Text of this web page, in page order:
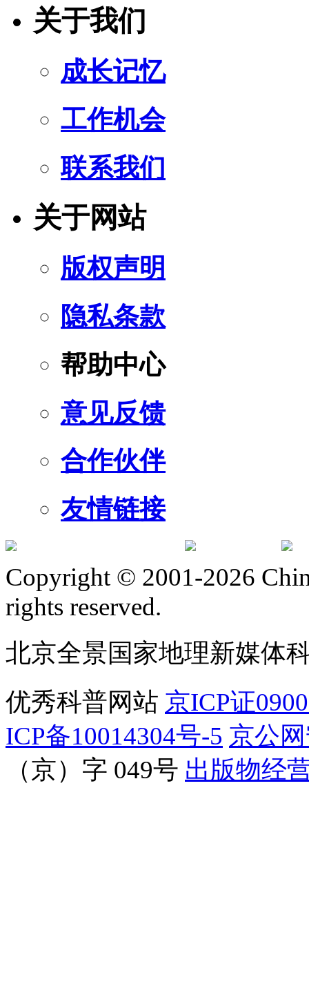
关于我们
成长记忆
工作机会
联系我们
关于网站
版权声明
隐私条款
帮助中心
意见反馈
合作伙伴
友情链接
Copyright © 2001-2026
rights reserved.
北京全景国家地理新媒体
优秀科普网站 京ICP证
ICP备10014304号-5 京公
（京）字 049号 出版物经